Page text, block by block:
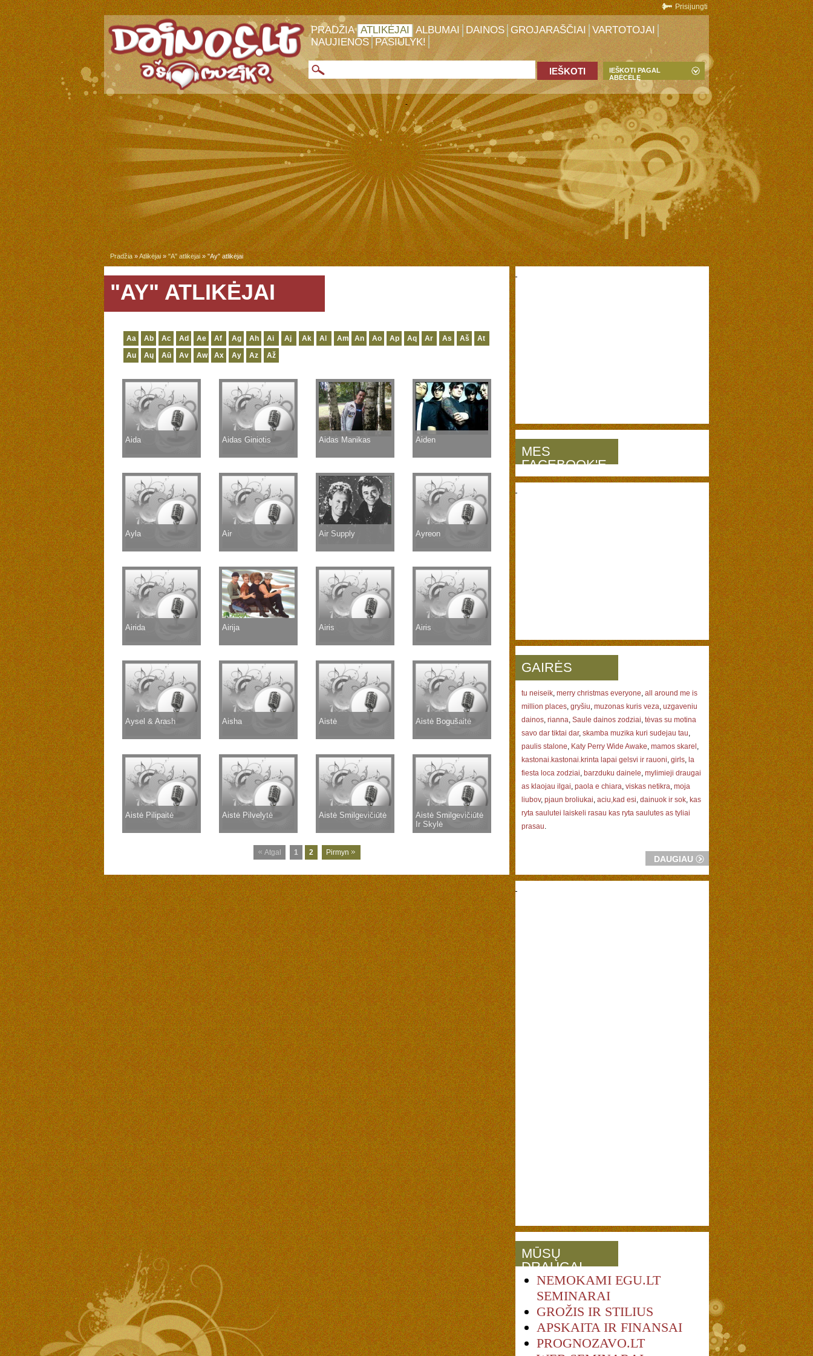
Prisijungti
PRADŽIA ATLIKĖJAI ALBUMAI DAINOS GROJARAŠČIAI VARTOTOJAI
NAUJIENOS PASIŪLYK!
IEŠKOTI PAGAL
ABĖCĖLĘ
Pradžia»Atlikėjai»"A" atlikėjai» "Ay" atlikėjai
"AY" ATLIKĖJAI
Aa Ab Ac Ad Ae Af Ag Ah Ai Aj Ak Al Am An Ao Ap Aq Ar As Aš
At
Au
Aų Aū Av Aw Ax Ay Az Až
Aida Aidas Giniotis Aidas Manikas Aiden
Ayla Air Air Supply Ayreon
Airida Airija Airis Airis
Aysel & Arash Aisha Aistė Aistė Bogušaitė
Aistė Pilipaitė Aistė Pilvelytė Aistė Smilgevičiūtė
Aistė Smilgevičiūtė
Ir Skylė
Atgal 1 2 Pirmyn
MES
FACEBOOK'E
GAIRĖS
tu neiseik, merry christmas everyone, all around me is
million places, gryšiu, muzonas kuris veza, uzgaveniu
dainos, rianna, Saule dainos zodziai, tėvas su motina
savo dar tiktai dar, skamba muzika kuri sudejau tau,
paulis stalone, Katy Perry Wide Awake, mamos skarel ,
kastonai.kastonai.krinta lapai gelsvi ir rauoni, girls, la
fiesta loca zodziai, barzduku dainele, mylimieji draugai
as klaojau ilgai, paola e chiara, viskas netikra, moja
liubov, pjaun broliukai, aciu,kad esi, dainuok ir sok, kas
ryta saulutei laiskeli rasau kas ryta saulutes as tyliai
prasau.
DAUGIAU
MŪSŲ
DRAUGAI
NEMOKAMI EGU.LT
SEMINARAI
GROŽIS IR STILIUS
APSKAITA IR FINANSAI
PROGNOZAVO.LT